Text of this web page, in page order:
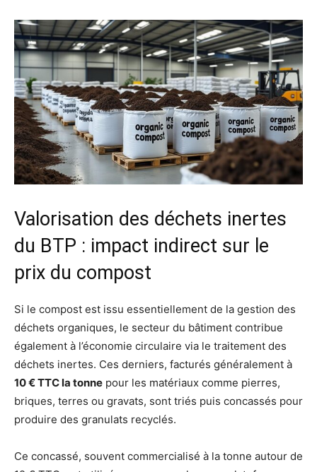
Valorisation des déchets inertes
du BTP : impact indirect sur le
prix du compost
Si le compost est issu essentiellement de la gestion des
déchets organiques, le secteur du bâtiment contribue
également à l’économie circulaire via le traitement des
déchets inertes. Ces derniers, facturés généralement à
10 € TTC la tonne pour les matériaux comme pierres,
briques, terres ou gravats, sont triés puis concassés pour
produire des granulats recyclés.
Ce concassé, souvent commercialisé à la tonne autour de